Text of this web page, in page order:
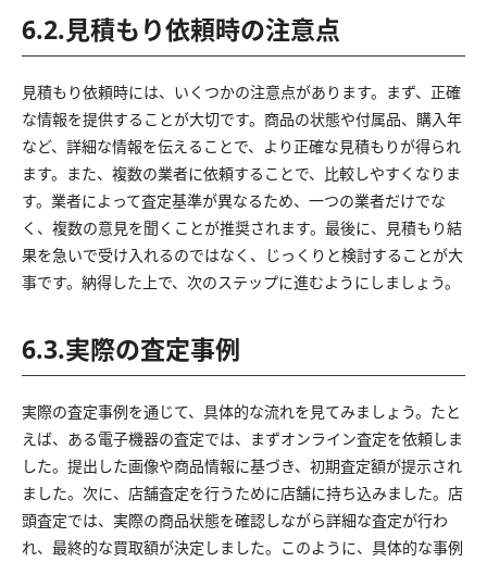
6.2.見積もり依頼時の注意点
見積もり依頼時には、いくつかの注意点があります。まず、正確
な情報を提供することが大切です。商品の状態や付属品、購入年
など、詳細な情報を伝えることで、より正確な見積もりが得られ
ます。また、複数の業者に依頼することで、比較しやすくなりま
す。業者によって査定基準が異なるため、一つの業者だけでな
く、複数の意見を聞くことが推奨されます。最後に、見積もり結
果を急いで受け入れるのではなく、じっくりと検討することが大
事です。納得した上で、次のステップに進むようにしましょう。
6.3.実際の査定事例
実際の査定事例を通じて、具体的な流れを見てみましょう。たと
えば、ある電子機器の査定では、まずオンライン査定を依頼しま
した。提出した画像や商品情報に基づき、初期査定額が提示され
ました。次に、店舗査定を行うために店舗に持ち込みました。店
頭査定では、実際の商品状態を確認しながら詳細な査定が行わ
れ、最終的な買取額が決定しました。このように、具体的な事例